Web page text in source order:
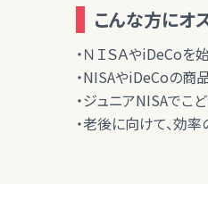
こんな方にオ
・ＮＩＳＡやiDeCoを
・NISAやiDeCoの商
・ジュニアNISAでこ
・老後に向けて、効